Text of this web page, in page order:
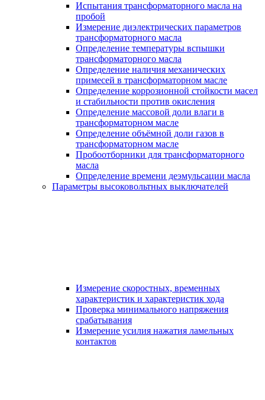
Испытания трансформаторного масла на
пробой
Измерение диэлектрических параметров
трансформаторного масла
Определение температуры вспышки
трансформаторного масла
Определение наличия механических
примесей в трансформаторном масле
Определение коррозионной стойкости масел
и стабильности против окисления
Определение массовой доли влаги в
трансформаторном масле
Определение объёмной доли газов в
трансформаторном масле
Пробоотборники для трансформаторного
масла
Определение времени деэмульсации масла
Параметры высоковольтных выключателей
Измерение скоростных, временных
характеристик и характеристик хода
Проверка минимального напряжения
срабатывания
Измерение усилия нажатия ламельных
контактов